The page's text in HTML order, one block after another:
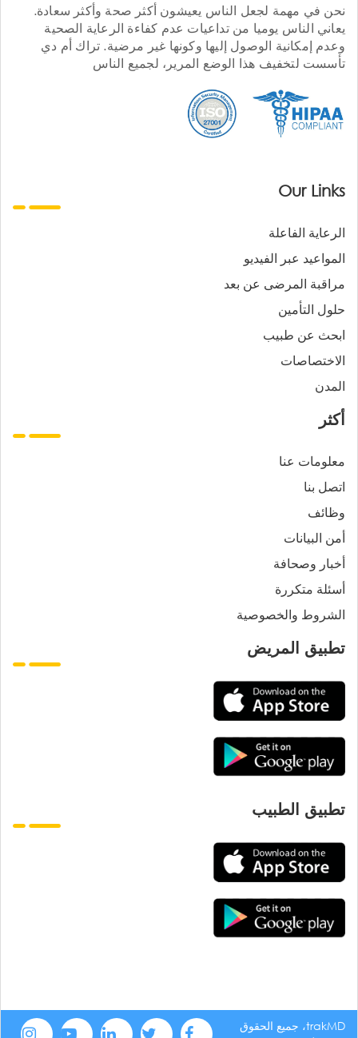
نحن في مهمة لجعل الناس يعيشون أكثر صحة وأكثر سعادة.
يعاني الناس يوميا من تداعيات عدم كفاءة الرعاية الصحية
وعدم إمكانية الوصول إليها وكونها غير مرضية. تراك أم دي
تأسست لتخفيف هذا الوضع المرير، لجميع الناس
Our Links
الرعاية الفاعلة
المواعيد عبر الفيديو
مراقبة المرضى عن بعد
حلول التأمين
ابحث عن طبيب
الاختصاصات
المدن
أكثر
معلومات عنا
اتصل بنا
وظائف
أمن البيانات
أخبار وصحافة
أسئلة متكررة
الشروط والخصوصية
تطبيق المريض
تطبيق الطبيب
trakMD، جميع الحقوق